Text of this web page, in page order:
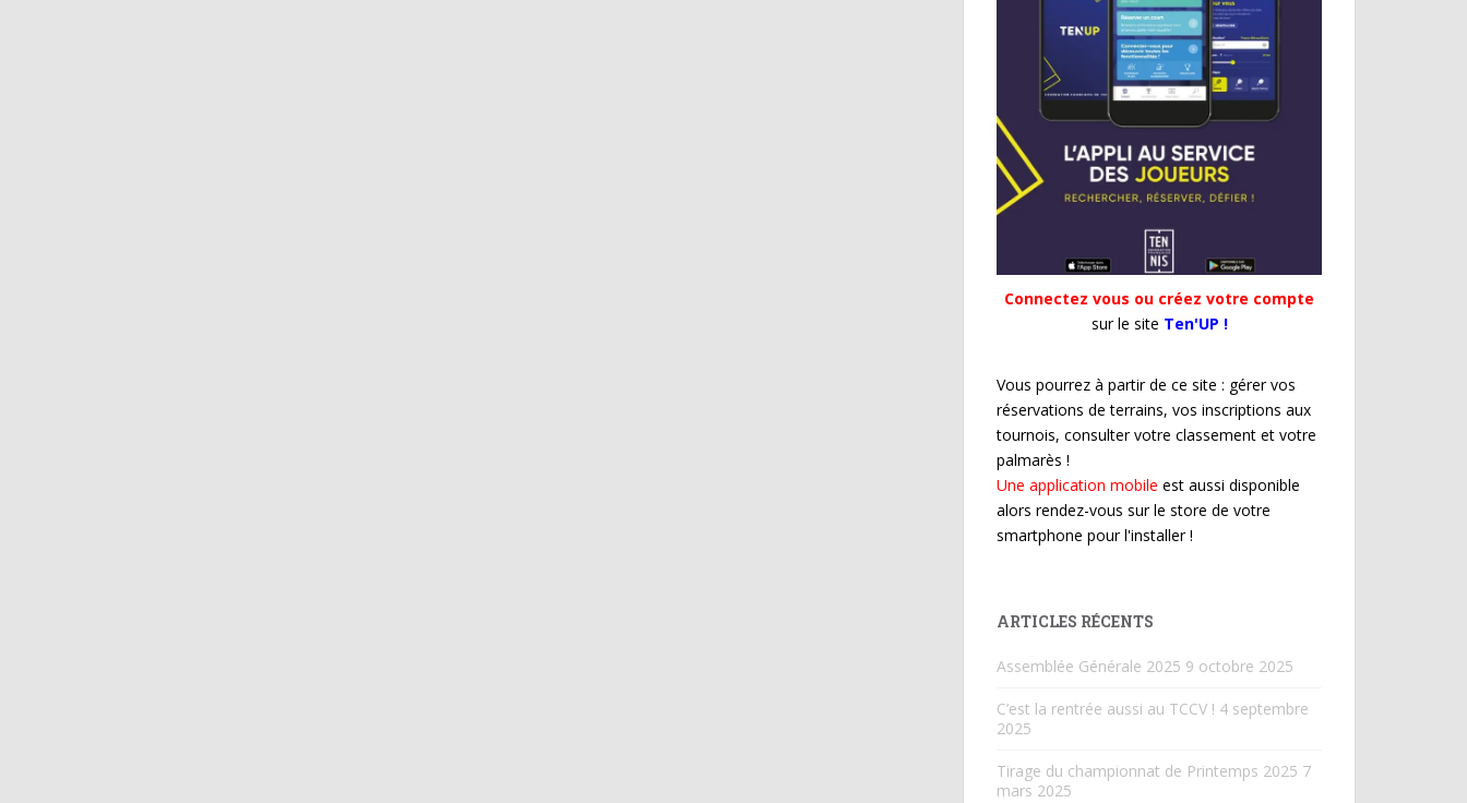
Connectez vous ou créez votre compte
sur le site Ten'UP !
Vous pourrez à partir de ce site : gérer vos
réservations de terrains, vos inscriptions aux
tournois, consulter votre classement et votre
palmarès !
Une application mobile est aussi disponible
alors rendez-vous sur le store de votre
smartphone pour l'installer !
ARTICLES RÉCENTS
Assemblée Générale 2025 9 octobre 2025
C’est la rentrée aussi au TCCV ! 4 septembre
2025
Tirage du championnat de Printemps 2025 7
mars 2025